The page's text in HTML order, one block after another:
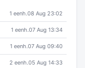
1 eenh.08 Aug 23:02
1 eenh.07 Aug 13:34
1 eenh.07 Aug 09:40
2 eenh.05 Aug 14:33